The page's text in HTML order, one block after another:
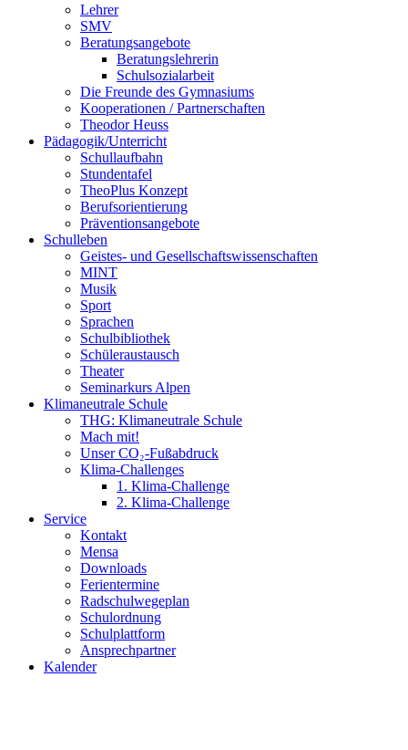
Lehrer
SMV
Beratungsangebote
Beratungslehrerin
Schulsozialarbeit
Die Freunde des Gymnasiums
Kooperationen / Partnerschaften
Theodor Heuss
Pädagogik/Unterricht
Schullaufbahn
Stundentafel
TheoPlus Konzept
Berufsorientierung
Präventionsangebote
Schulleben
Geistes- und Gesellschaftswissenschaften
MINT
Musik
Sport
Sprachen
Schulbibliothek
Schüleraustausch
Theater
Seminarkurs Alpen
Klimaneutrale Schule
THG: Klimaneutrale Schule
Mach mit!
Unser CO₂-Fußabdruck
Klima-Challenges
1. Klima-Challenge
2. Klima-Challenge
Service
Kontakt
Mensa
Downloads
Ferientermine
Radschulwegeplan
Schulordnung
Schulplattform
Ansprechpartner
Kalender